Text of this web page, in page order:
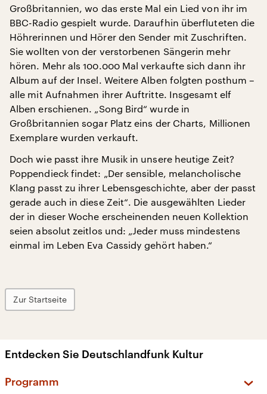
Großbritannien, wo das erste Mal ein Lied von ihr im
BBC-Radio gespielt wurde. Daraufhin überfluteten die
Höhrerinnen und Hörer den Sender mit Zuschriften.
Sie wollten von der verstorbenen Sängerin mehr
hören. Mehr als 100.000 Mal verkaufte sich dann ihr
Album auf der Insel. Weitere Alben folgten posthum –
alle mit Aufnahmen ihrer Auftritte. Insgesamt elf
Alben erschienen. „Song Bird“ wurde in
Großbritannien sogar Platz eins der Charts, Millionen
Exemplare wurden verkauft.
Doch wie passt ihre Musik in unsere heutige Zeit?
Poppendieck findet: „Der sensible, melancholische
Klang passt zu ihrer Lebensgeschichte, aber der passt
gerade auch in diese Zeit“. Die ausgewählten Lieder
der in dieser Woche erscheinenden neuen Kollektion
seien absolut zeitlos und: „Jeder muss mindestens
einmal im Leben Eva Cassidy gehört haben.“
Zur Startseite
Entdecken Sie Deutschlandfunk Kultur
Programm